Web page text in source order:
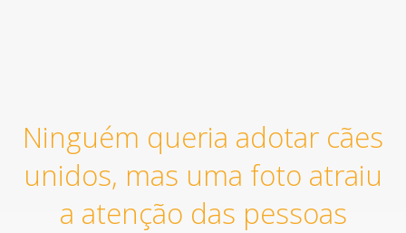
Ninguém queria adotar cães
unidos, mas uma foto atraiu
a atenção das pessoas